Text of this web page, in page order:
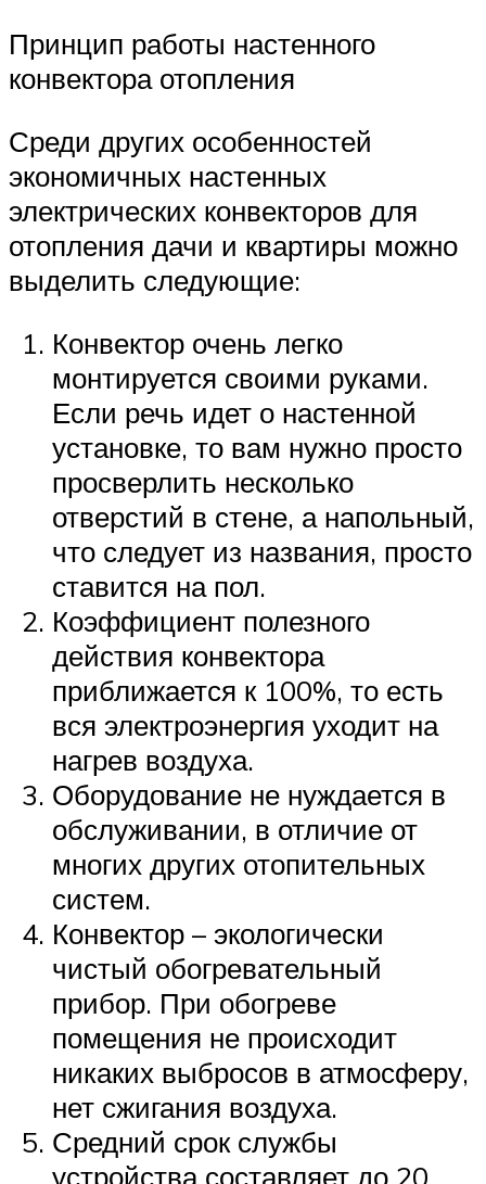
Принцип работы настенного
конвектора отопления
Среди других особенностей
экономичных настенных
электрических конвекторов для
отопления дачи и квартиры можно
выделить следующие:
Конвектор очень легко
монтируется своими руками.
Если речь идет о настенной
установке, то вам нужно просто
просверлить несколько
отверстий в стене, а напольный,
что следует из названия, просто
ставится на пол.
Коэффициент полезного
действия конвектора
приближается к 100%, то есть
вся электроэнергия уходит на
нагрев воздуха.
Оборудование не нуждается в
обслуживании, в отличие от
многих других отопительных
систем.
Конвектор – экологически
чистый обогревательный
прибор. При обогреве
помещения не происходит
никаких выбросов в атмосферу,
нет сжигания воздуха.
Средний срок службы
устройства составляет до 20